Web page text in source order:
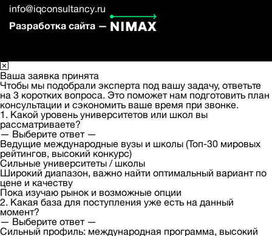
info@iqconsultancy.ru
Разработка сайта —
Ваша заявка принята
Чтобы мы подобрали эксперта под вашу задачу, ответьте
на 3 коротких вопроса. Это поможет нам подготовить план
консультации и сэкономить ваше время при звонке.
1. Какой уровень университетов или школ вы
рассматриваете?
— Выберите ответ —
Ведущие международные вузы и школы (Топ-30 мировых
рейтингов, высокий конкурс)
Сильные университеты / школы
Широкий диапазон, важно найти оптимальный вариант по
цене и качеству
Пока изучаю рынок и возможные опции
2. Какая база для поступления уже есть на данный
момент?
— Выберите ответ —
Сильный профиль: международная программа, высокий